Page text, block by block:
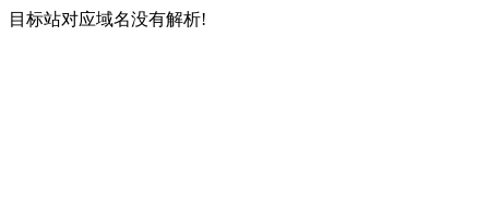
目标站对应域名没有解析!